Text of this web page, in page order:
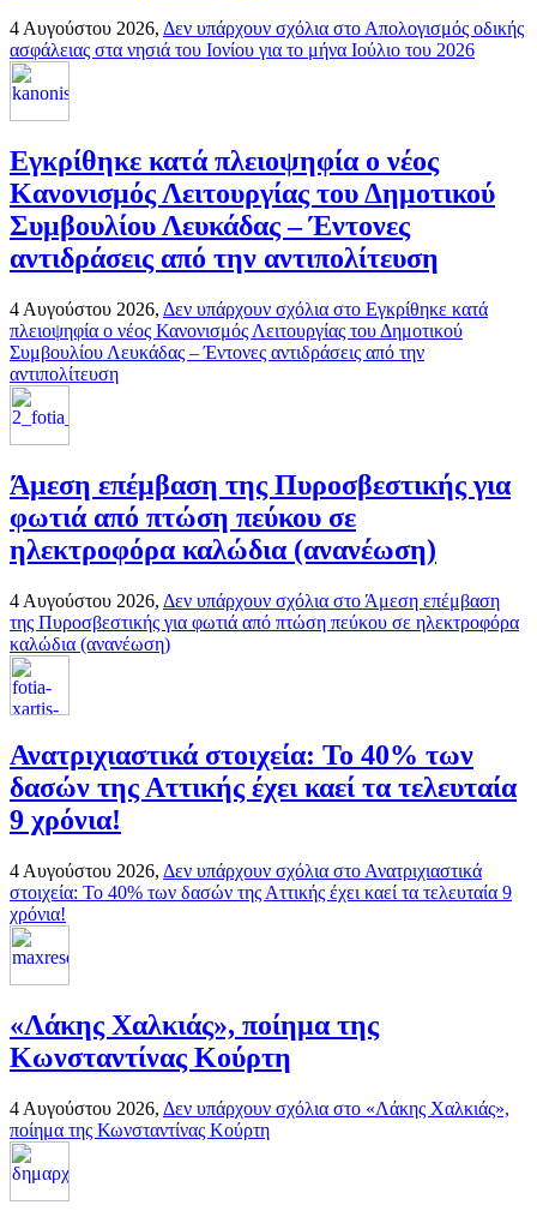
4 Αυγούστου 2026, Δεν υπάρχουν σχόλια στο Απολογισμός οδικής
ασφάλειας στα νησιά του Ιονίου για το μήνα Ιούλιο του 2026
Εγκρίθηκε κατά πλειοψηφία ο νέος
Κανονισμός Λειτουργίας του Δημοτικού
Συμβουλίου Λευκάδας – Έντονες
αντιδράσεις από την αντιπολίτευση
4 Αυγούστου 2026, Δεν υπάρχουν σχόλια στο Εγκρίθηκε κατά
πλειοψηφία ο νέος Κανονισμός Λειτουργίας του Δημοτικού
Συμβουλίου Λευκάδας – Έντονες αντιδράσεις από την
αντιπολίτευση
Άμεση επέμβαση της Πυροσβεστικής για
φωτιά από πτώση πεύκου σε
ηλεκτροφόρα καλώδια (ανανέωση)
4 Αυγούστου 2026, Δεν υπάρχουν σχόλια στο Άμεση επέμβαση
της Πυροσβεστικής για φωτιά από πτώση πεύκου σε ηλεκτροφόρα
καλώδια (ανανέωση)
Ανατριχιαστικά στοιχεία: Το 40% των
δασών της Αττικής έχει καεί τα τελευταία
9 χρόνια!
4 Αυγούστου 2026, Δεν υπάρχουν σχόλια στο Ανατριχιαστικά
στοιχεία: Το 40% των δασών της Αττικής έχει καεί τα τελευταία 9
χρόνια!
«Λάκης Χαλκιάς», ποίημα της
Κωνσταντίνας Κούρτη
4 Αυγούστου 2026, Δεν υπάρχουν σχόλια στο «Λάκης Χαλκιάς»,
ποίημα της Κωνσταντίνας Κούρτη